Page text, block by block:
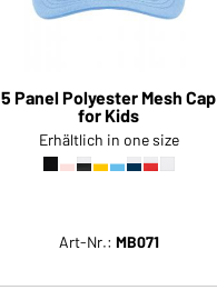
5 Panel Polyester Mesh Cap
for Kids
Erhältlich in one size
Art-Nr.: MB071